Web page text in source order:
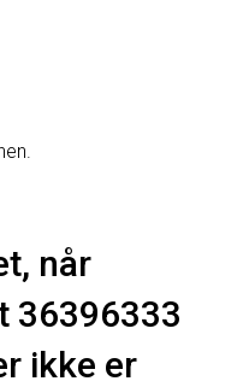
når
36396333
ikke er